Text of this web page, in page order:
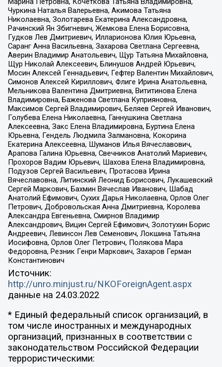
Чуркина Наталья Валерьевна, Акимова Татьяна
Николаевна, Золотарева Екатерина Александровна,
Рачинский Ян Збигневич, Жемкова Елена Борисовна,
Гудков Лев Дмитриевич, Илларионова Юлия Юрьевна,
Саранг Анна Васильевна, Захарова Светлана Сергеевна,
Аверин Владимир Анатольевич, Щур Татьяна Михайловна,
Щур Николай Алексеевич, Блинушов Андрей Юрьевич,
Мосин Алексей Геннадьевич, Гефтер Валентин Михайлович,
Симонов Алексей Кириллович, Флиге Ирина Анатольевна,
Мельникова Валентина Дмитриевна, Вититинова Елена
Владимировна, Баженова Светлана Куприяновна,
Максимов Сергей Владимирович, Беляев Сергей Иванович,
Голубева Елена Николаевна, Ганнушкина Светлана
Алексеевна, Закс Елена Владимировна, Буртина Елена
Юрьевна, Гендель Людмила Залмановна, Кокорина
Екатерина Алексеевна, Шуманов Илья Вячеславович,
Арапова Галина Юрьевна, Свечников Анатолий Мариевич,
Прохоров Вадим Юрьевич, Шахова Елена Владимировна,
Подузов Сергей Васильевич, Протасова Ирина
Вячеславовна, Литинский Леонид Борисович, Лукашевский
Сергей Маркович, Бахмин Вячеслав Иванович, Шабад
Анатолий Ефимович, Сухих Дарья Николаевна, Орлов Олег
Петрович, Добровольская Анна Дмитриевна, Королева
Александра Евгеньевна, Смирнов Владимир
Александрович, Вицин Сергей Ефимович, Золотухин Борис
Андреевич, Левинсон Лев Семенович, Локшина Татьяна
Иосифовна, Орлов Олег Петрович, Полякова Мара
Федоровна, Резник Генри Маркович, Захаров Герман
Константинович
Источник:
http://unro.minjust.ru/NKOForeignAgent.aspx
данные на 24.03.2022
* Единый федеральный список организаций, в
том числе иностранных и международных
организаций, признанных в соответствии с
законодательством Российской Федерации
террористическими: